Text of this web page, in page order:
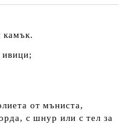
камък.
от мъниста,
с шнур или с тел за